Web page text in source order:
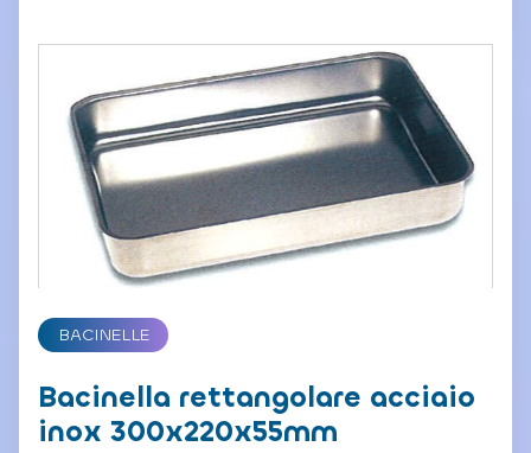
BACINELLE
Bacinella rettangolare acciaio
inox 300x220x55mm